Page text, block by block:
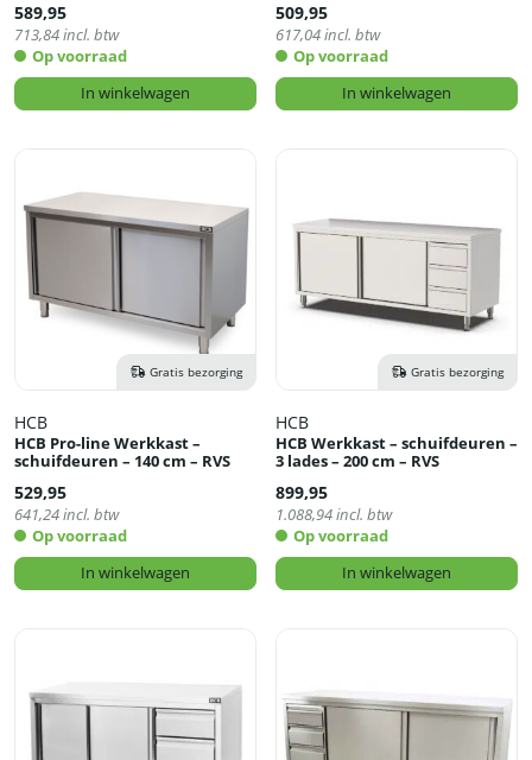
589,95
713,84incl. btw
Op voorraad
In winkelwagen
509,95
617,04incl. btw
Op voorraad
In winkelwagen
Gratis bezorging
HCB
HCB Pro-line Werkkast –
schuifdeuren – 140 cm – RVS
529,95
641,24incl. btw
Op voorraad
In winkelwagen
Gratis bezorging
HCB
HCB Werkkast – schuifdeuren –
3 lades – 200 cm – RVS
899,95
1.088,94incl. btw
Op voorraad
In winkelwagen